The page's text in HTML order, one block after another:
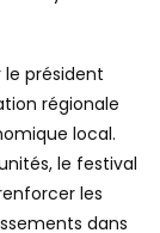
président
régionale
local.
le festival
les
dans